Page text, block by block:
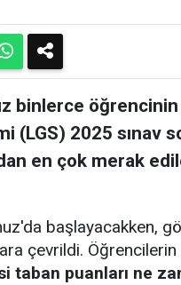
binlerce
(LGS) 2025 sınav
en çok merak
başlayacakken,
çevrildi. Öğrencilerin
taban puanları ne